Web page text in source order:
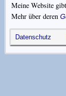
Meine Website
Mehr über deren
Datenschutz